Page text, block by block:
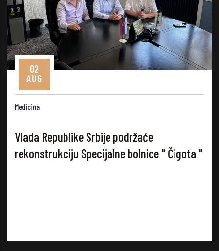
02
Republike Srbije podržaće
Specijalne bolnice " Čigota "
-